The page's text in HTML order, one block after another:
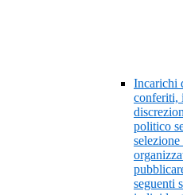
Incarichi
conferiti,
politico
seguenti